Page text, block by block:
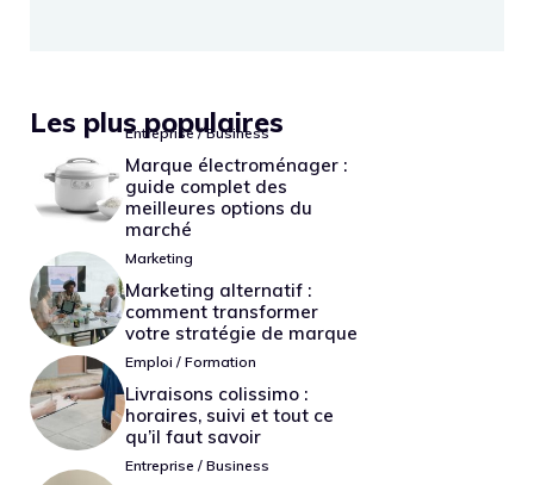
Les plus populaires
Entreprise / Business
Marque électroménager :
guide complet des
meilleures options du
marché
Marketing
Marketing alternatif :
comment transformer
votre stratégie de marque
Emploi / Formation
Livraisons colissimo :
horaires, suivi et tout ce
qu’il faut savoir
Entreprise / Business